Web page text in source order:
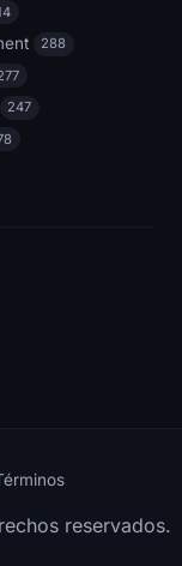
288
247
reservados.